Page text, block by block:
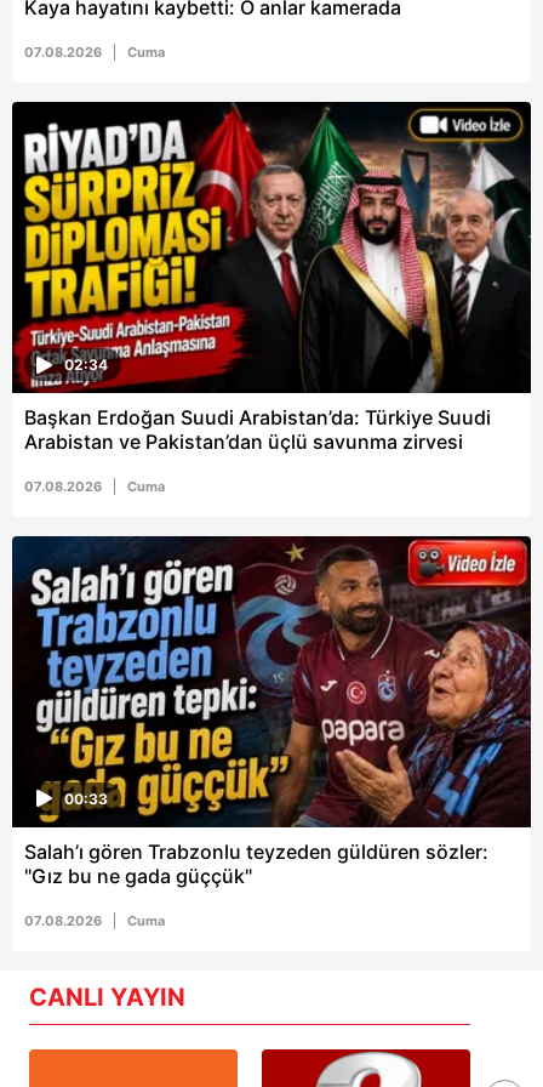
için Ayarlar butonuna tıklayabilir,Çerez Bilgilendirme
Metnimizi ziyaret edebilirsiniz.
6698 sayılı Kişisel Verilerin Korunması Kanunu uyarınca
hazırlanmış Aydınlatma Metnimizi okumak ve sitemizde
ilgili mevzuata uygun olarak kullanılan çerezlerle ilgili bilgi
almak için lütfentıklayınız .
Kaya hayatını kaybetti: O anlar kamerada
07.08.2026 Cuma
02:34
Başkan Erdoğan Suudi Arabistan’da: Türkiye Suudi
Arabistan ve Pakistan’dan üçlü savunma zirvesi
07.08.2026 Cuma
00:33
Salah’ı gören Trabzonlu teyzeden güldüren sözler:
"Gız bu ne gada güççük"
07.08.2026 Cuma
CANLI YAYIN